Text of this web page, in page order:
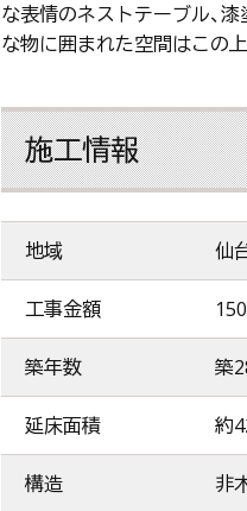
な表情のネストテーブル、
な物に囲まれた空間はこの
施工情報
地域 仙
工事金額
築年数 築
延床面積 約
構造 非